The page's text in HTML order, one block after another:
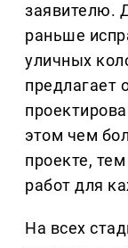
заявителю.
раньше
уличных
предлагает
этом чем
проекте,
работ для
На всех